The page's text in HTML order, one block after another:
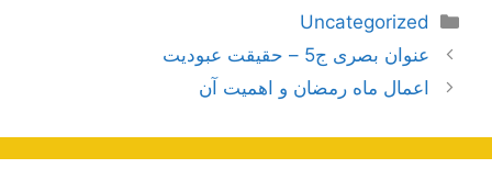
دسته‌ها
Uncategorized
ناوبری
نوشته‌ها
عنوان بصری ج5 – حقیقت عبودیت
اعمال ماه رمضان و اهمیت آن